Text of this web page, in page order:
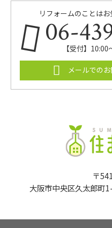
リフォームのことはお
06-【受付】
メールでの
〒
大阪市中央区久太郎